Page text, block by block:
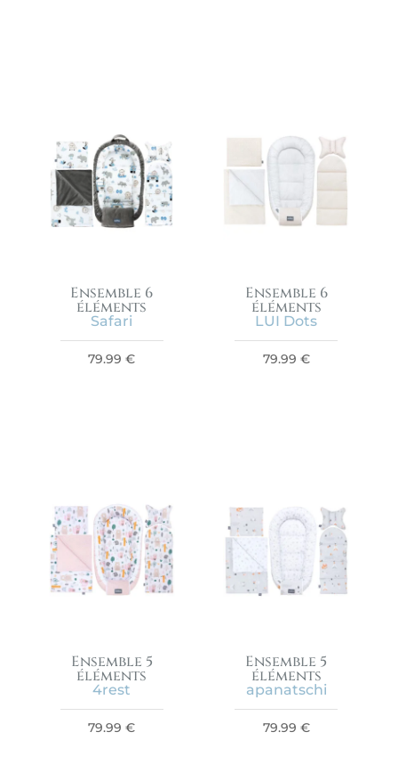
Ensemble 6
éléments
Safari
79.99€
Ensemble 6
éléments
LUI Dots
79.99 €
Ensemble 5
éléments
4rest
79.99€
Ensemble 5
éléments
apanatschi
79.99 €